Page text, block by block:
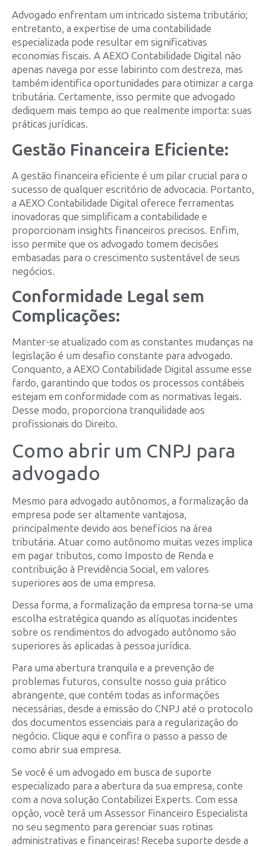
Advogado enfrentam um intricado sistema tributário;
entretanto, a expertise de uma contabilidade
especializada pode resultar em significativas
economias fiscais. A AEXO Contabilidade Digital não
apenas navega por esse labirinto com destreza, mas
também identifica oportunidades para otimizar a carga
tributária. Certamente, isso permite que advogado
dediquem mais tempo ao que realmente importa: suas
práticas jurídicas.
Gestão Financeira Eficiente:
A gestão financeira eficiente é um pilar crucial para o
sucesso de qualquer escritório de advocacia. Portanto,
a AEXO Contabilidade Digital oferece ferramentas
inovadoras que simplificam a contabilidade e
proporcionam insights financeiros precisos. Enfim,
isso permite que os advogado tomem decisões
embasadas para o crescimento sustentável de seus
negócios.
Conformidade Legal sem
Complicações:
Manter-se atualizado com as constantes mudanças na
legislação é um desafio constante para advogado.
Conquanto, a AEXO Contabilidade Digital assume esse
fardo, garantindo que todos os processos contábeis
estejam em conformidade com as normativas legais.
Desse modo, proporciona tranquilidade aos
profissionais do Direito.
Como abrir um CNPJ para
advogado
Mesmo para advogado autônomos, a formalização da
empresa pode ser altamente vantajosa,
principalmente devido aos benefícios na área
tributária. Atuar como autônomo muitas vezes implica
em pagar tributos, como Imposto de Renda e
contribuição à Previdência Social, em valores
superiores aos de uma empresa.
Dessa forma, a formalização da empresa torna-se uma
escolha estratégica quando as alíquotas incidentes
sobre os rendimentos do advogado autônomo são
superiores às aplicadas à pessoa jurídica.
Para uma abertura tranquila e a prevenção de
problemas futuros, consulte nosso guia prático
abrangente, que contém todas as informações
necessárias, desde a emissão do CNPJ até o protocolo
dos documentos essenciais para a regularização do
negócio. Clique aqui e confira o passo a passo de
como abrir sua empresa.
Se você é um advogado em busca de suporte
especializado para a abertura da sua empresa, conte
com a nova solução Contabilizei Experts. Com essa
opção, você terá um Assessor Financeiro Especialista
no seu segmento para gerenciar suas rotinas
administrativas e financeiras! Receba suporte desde a